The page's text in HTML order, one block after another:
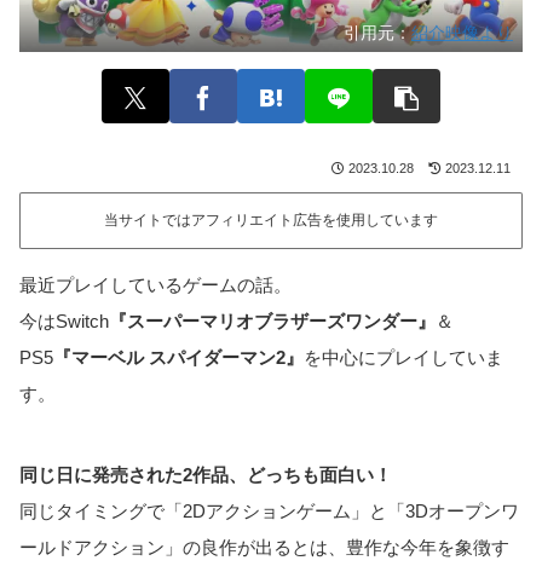
引用元：紹介映像より
2023.10.28 2023.12.11
当サイトではアフィリエイト広告を使用しています
最近プレイしているゲームの話。
今はSwitch 『スーパーマリオブラザーズワンダー』
＆
PS5 『マーベル スパイダーマン2』 を中心にプレイしていま
す。
同じ日に発売された2作品、どっちも面白い！
同じタイミングで「2Dアクションゲーム」と「3Dオープンワ
ールドアクション」の良作が出るとは、豊作な今年を象徴す